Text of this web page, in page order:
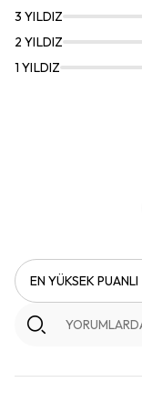
3 YILDIZ
2 YILDIZ
1 YILDIZ
EN YÜKSEK PUANLI